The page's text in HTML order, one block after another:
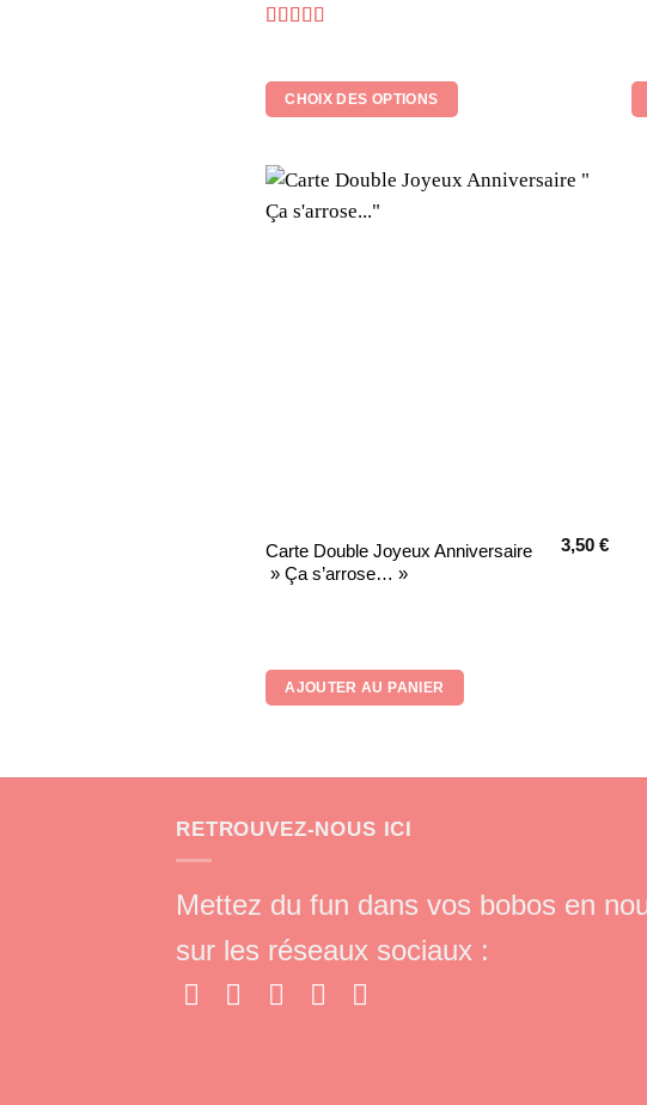
CHOIX DES OPTIONS
a
Les
peuvent
être
choisies
Carte Double Joyeux Anniversaire
» Ça s’arrose… »
3,50 €
AJOUTER AU PANIER
RETROUVEZ-NOUS ICI
Mettez du fun dans vos bobos en
sur les réseaux sociaux :